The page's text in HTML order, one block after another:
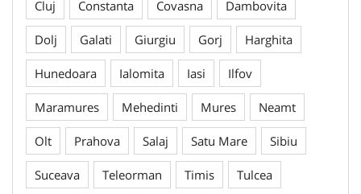
Cluj Constanta Covasna Dambovita
Dolj Galati Giurgiu Gorj Harghita
Hunedoara Ialomita Iasi Ilfov
Maramures Mehedinti Mures Neamt
Olt Prahova Salaj Satu Mare Sibiu
Suceava Teleorman Timis Tulcea